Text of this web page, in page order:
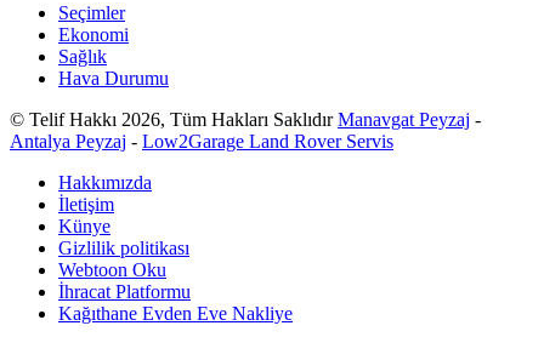
Seçimler
Ekonomi
Sağlık
Hava Durumu
© Telif Hakkı 2026, Tüm Hakları SaklıdırManavgat Peyzaj -
Antalya Peyzaj - Low2Garage Land Rover Servis
Hakkımızda
İletişim
Künye
Gizlilik politikası
Webtoon Oku
İhracat Platformu
Kağıthane Evden Eve Nakliye